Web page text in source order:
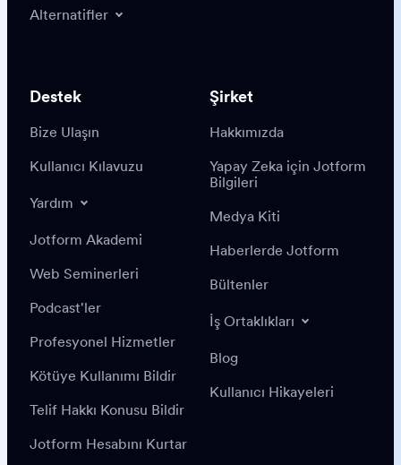
Alternatifler
Destek
Bize Ulaşın
Kullanıcı Kılavuzu
Yardım
Jotform Akademi
Web Seminerleri
Podcast'ler
Profesyonel Hizmetler
Kötüye Kullanımı Bildir
Telif Hakkı Konusu Bildir
Jotform Hesabını Kurtar
Şirket
Hakkımızda
Yapay Zeka için Jotform
Bilgileri
Medya Kiti
Haberlerde Jotform
Bültenler
İş Ortaklıkları
Blog
Kullanıcı Hikayeleri